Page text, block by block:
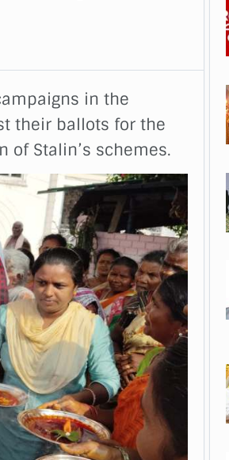
in the
their ballots for the
of Stalin’s schemes.